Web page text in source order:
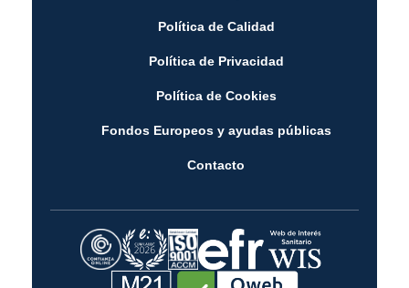
Política de Calidad
Política de Privacidad
Política de Cookies
Fondos Europeos y ayudas públicas
Contacto